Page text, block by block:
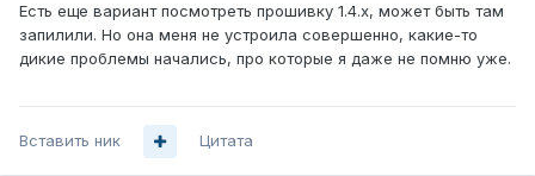
Есть еще вариант посмотреть прошивку 1.4.x, может быть там
запилили. Но она меня не устроила совершенно, какие-то
дикие проблемы начались, про которые я даже не помню уже.
Вставить ник Цитата